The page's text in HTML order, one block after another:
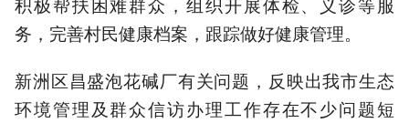
务，完善村民健康档案，跟踪做好健康管理。
新洲区昌盛泡花碱厂有关问题，反映出我市生态
环境管理及群众信访办理工作存在不少问题短